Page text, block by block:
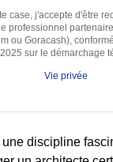
case, j'accepte d'être
professionnel
ou Goracash),
sur le démarchage
Vie privée
une discipline